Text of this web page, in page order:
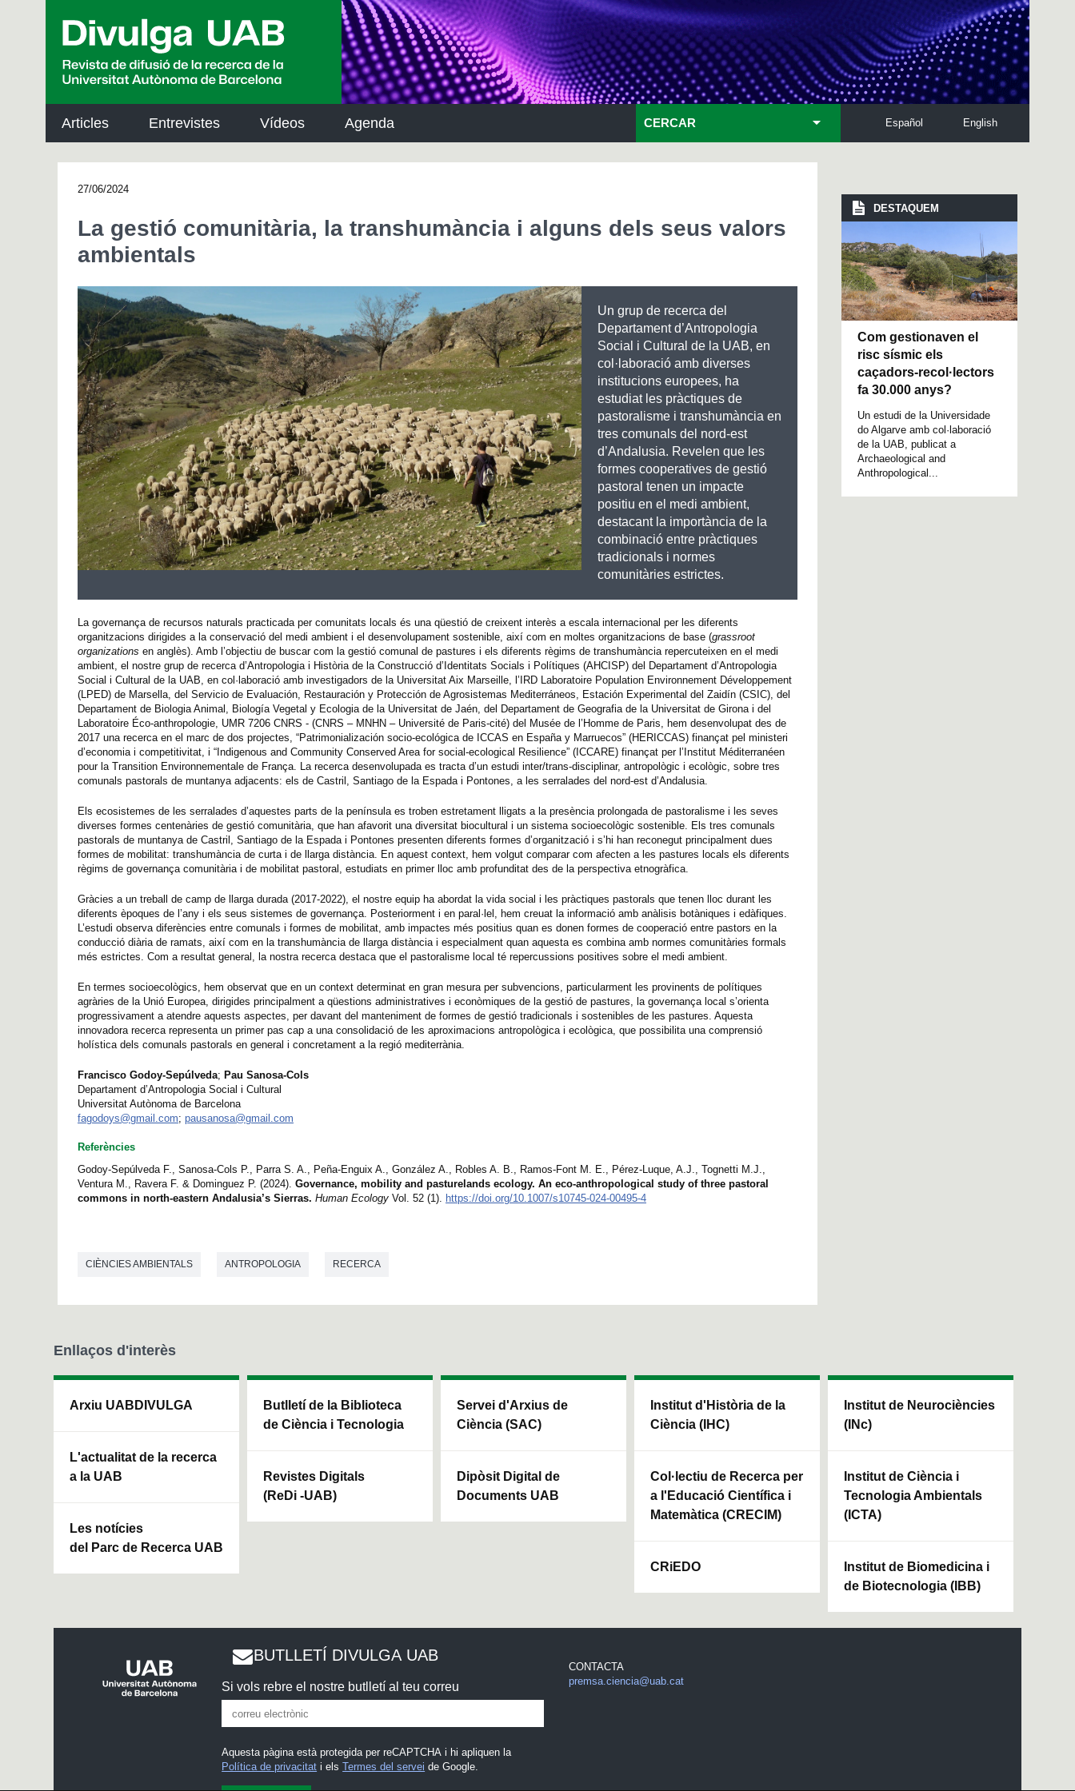
Articles Entrevistes Vídeos Agenda English
Español
CERCAR
27/06/2024
La gestió comunitària, la transhumància i alguns dels seus valors
ambientals
Un grup de recerca del
Departament d’Antropologia
Social i Cultural de la UAB, en
col·laboració amb diverses
institucions europees, ha
estudiat les pràctiques de
pastoralisme i transhumància en
tres comunals del nord-est
d’Andalusia. Revelen que les
formes cooperatives de gestió
pastoral tenen un impacte
positiu en el medi ambient,
destacant la importància de la
combinació entre pràctiques
tradicionals i normes
comunitàries estrictes.
La governança de recursos naturals practicada per comunitats locals és una qüestió de creixent interès a escala internacional per les diferents
organitzacions dirigides a la conservació del medi ambient i el desenvolupament sostenible, així com en moltes organitzacions de base (grassroot
organizations en anglès). Amb l’objectiu de buscar com la gestió comunal de pastures i els diferents règims de transhumància repercuteixen en el medi
ambient, el nostre grup de recerca d’Antropologia i Història de la Construcció d’Identitats Socials i Polítiques (AHCISP) del Departament d’Antropologia
Social i Cultural de la UAB, en col·laboració amb investigadors de la Universitat Aix Marseille, l’IRD Laboratoire Population Environnement Développement
(LPED) de Marsella, del Servicio de Evaluación, Restauración y Protección de Agrosistemas Mediterráneos, Estación Experimental del Zaidín (CSIC), del
Departament de Biologia Animal, Biología Vegetal y Ecologia de la Universitat de Jaén, del Departament de Geografia de la Universitat de Girona i del
Laboratoire Éco-anthropologie, UMR 7206 CNRS - (CNRS – MNHN – Université de Paris-cité) del Musée de l’Homme de Paris, hem desenvolupat des de
2017 una recerca en el marc de dos projectes, “Patrimonialización socio-ecológica de ICCAS en España y Marruecos” (HERICCAS) finançat pel ministeri
d’economia i competitivitat, i “Indigenous and Community Conserved Area for social-ecological Resilience” (ICCARE) finançat per l’Institut Méditerranéen
pour la Transition Environnementale de França. La recerca desenvolupada es tracta d’un estudi inter/trans-disciplinar, antropològic i ecològic, sobre tres
comunals pastorals de muntanya adjacents: els de Castril, Santiago de la Espada i Pontones, a les serralades del nord-est d’Andalusia.
Els ecosistemes de les serralades d’aquestes parts de la península es troben estretament lligats a la presència prolongada de pastoralisme i les seves
diverses formes centenàries de gestió comunitària, que han afavorit una diversitat biocultural i un sistema socioecològic sostenible. Els tres comunals
pastorals de muntanya de Castril, Santiago de la Espada i Pontones presenten diferents formes d’organització i s’hi han reconegut principalment dues
formes de mobilitat: transhumància de curta i de llarga distància. En aquest context, hem volgut comparar com afecten a les pastures locals els diferents
règims de governança comunitària i de mobilitat pastoral, estudiats en primer lloc amb profunditat des de la perspectiva etnogràfica.
Gràcies a un treball de camp de llarga durada (2017-2022), el nostre equip ha abordat la vida social i les pràctiques pastorals que tenen lloc durant les
diferents èpoques de l’any i els seus sistemes de governança. Posteriorment i en paral·lel, hem creuat la informació amb anàlisis botàniques i edàfiques.
L’estudi observa diferències entre comunals i formes de mobilitat, amb impactes més positius quan es donen formes de cooperació entre pastors en la
conducció diària de ramats, així com en la transhumància de llarga distància i especialment quan aquesta es combina amb normes comunitàries formals
més estrictes. Com a resultat general, la nostra recerca destaca que el pastoralisme local té repercussions positives sobre el medi ambient.
En termes socioecològics, hem observat que en un context determinat en gran mesura per subvencions, particularment les provinents de polítiques
agràries de la Unió Europea, dirigides principalment a qüestions administratives i econòmiques de la gestió de pastures, la governança local s’orienta
progressivament a atendre aquests aspectes, per davant del manteniment de formes de gestió tradicionals i sostenibles de les pastures. Aquesta
innovadora recerca representa un primer pas cap a una consolidació de les aproximacions antropològica i ecològica, que possibilita una comprensió
holística dels comunals pastorals en general i concretament a la regió mediterrània.
Francisco Godoy-Sepúlveda; Pau Sanosa-Cols
Departament d’Antropologia Social i Cultural
Universitat Autònoma de Barcelona
fagodoys@gmail.com; pausanosa@gmail.com
Referències
Godoy-Sepúlveda F., Sanosa-Cols P., Parra S. A., Peña-Enguix A., González A., Robles A. B., Ramos-Font M. E., Pérez-Luque, A.J., Tognetti M.J.,
Ventura M., Ravera F. & Dominguez P. (2024). Governance, mobility and pasturelands ecology. An eco-anthropological study of three pastoral
commons in north-eastern Andalusia’s Sierras. Human Ecology Vol. 52 (1). https://doi.org/10.1007/s10745-024-00495-4
CIÈNCIES AMBIENTALS ANTROPOLOGIA RECERCA
DESTAQUEM
Com gestionaven el
risc sísmic els
caçadors-recol·lectors
fa 30.000 anys?
Un estudi de la Universidade
do Algarve amb col·laboració
de la UAB, publicat a
Archaeological and
Anthropological...
Enllaços d'interès
Arxiu UABDIVULGA
L'actualitat de la recerca
a la UAB
Les notícies
del Parc de Recerca UAB
Butlletí de la Biblioteca
de Ciència i Tecnologia
Revistes Digitals
(ReDi -UAB)
Servei d'Arxius de
Ciència (SAC)
Dipòsit Digital de
Documents UAB
Institut d'Història de la
Ciència (IHC)
Col·lectiu de Recerca per
a l'Educació Científica i
Matemàtica (CRECIM)
CRiEDO
Institut de Neurociències
(INc)
Institut de Ciència i
Tecnologia Ambientals
(ICTA)
Institut de Biomedicina i
de Biotecnologia (IBB)
BUTLLETÍ DIVULGA UAB
Si vols rebre el nostre butlletí al teu correu
Aquesta pàgina està protegida per reCAPTCHA i hi apliquen la
Política de privacitat i elsTermes del servei de Google.
CONTACTA
premsa.ciencia@uab.cat